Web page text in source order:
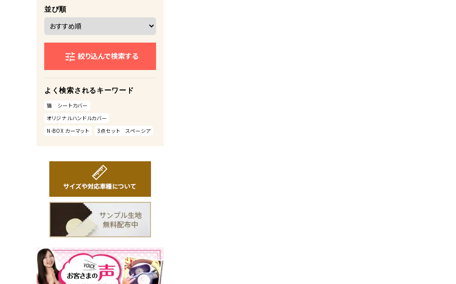
並び順
tune 絞り込んで検索する
よく検索されるキーワード
猫 シートカバー
オリジナルハンドルカバー
N-BOX カーマット
3点セット スペーシア